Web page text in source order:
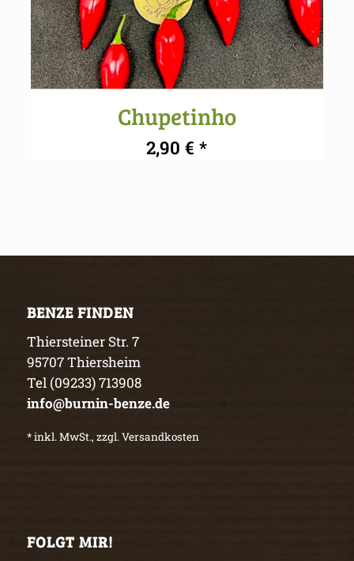
Chupetinho
2,90€
BENZE FINDEN
Thiersteiner Str. 7
95707 Thiersheim
Tel (09233) 713908
info@burnin-benze.de
* inkl. MwSt., zzgl. Versandkosten
FOLGT MIR!